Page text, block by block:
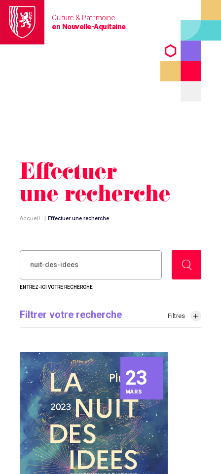
Culture & Patrimoine
en Nouvelle-Aquitaine
Effectuer
une recherche
Accueil | Effectuer une recherche
RECHERCHER :
ENTREZ-ICI VOTRE RECHERCHE
Filtrer votre recherche Filtres
23
MARS